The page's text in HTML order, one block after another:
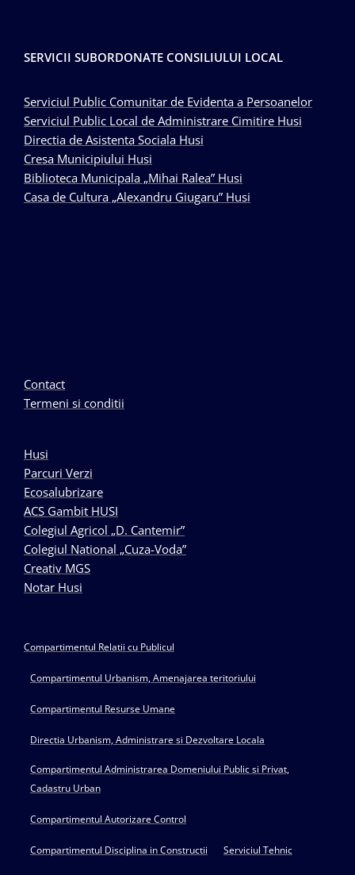
SERVICII SUBORDONATE CONSILIULUI LOCAL
Serviciul Public Comunitar de Evidenta a Persoanelor
Serviciul Public Local de Administrare Cimitire Husi
Directia de Asistenta Sociala Husi
Cresa Municipiului Husi
Biblioteca Municipala „Mihai Ralea” Husi
Casa de Cultura „Alexandru Giugaru” Husi
Contact
Termeni si conditii
Husi
Parcuri Verzi
Ecosalubrizare
ACS Gambit HUSI
Colegiul Agricol „D. Cantemir”
Colegiul National „Cuza-Voda”
Creativ MGS
Notar Husi
Compartimentul Relatii cu Publicul
Compartimentul Urbanism, Amenajarea teritoriului
Compartimentul Resurse Umane
Directia Urbanism, Administrare si Dezvoltare Locala
Compartimentul Administrarea Domeniului Public si Privat,
Cadastru Urban
Compartimentul Autorizare Control
Compartimentul Disciplina in Constructii Serviciul Tehnic